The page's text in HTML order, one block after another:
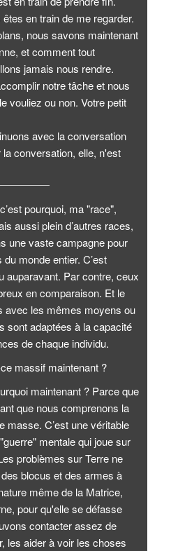
en train de me regarder.
nous savons maintenant
et comment tout
jamais nous rendre.
notre tâche et nous
vouliez ou non. Votre petit
avec la conversation
conversation, elle, n'est
pourquoi, ma "race",
aussi plein d’autres races,
une vaste campagne pour
monde entier. C’est
auparavant. Par contre, ceux
en comparaison. Et le
avec les mêmes moyens ou
sont adaptées à la capacité
de chaque individu.
massif maintenant ?
maintenant ? Parce que
que nous comprenons la
masse. C’est une véritable
mentale qui joue sur
problèmes sur Terre ne
blocus et des armes à
même de la Matrice,
pour qu'elle se défasse
contacter assez de
les aider à voir les choses